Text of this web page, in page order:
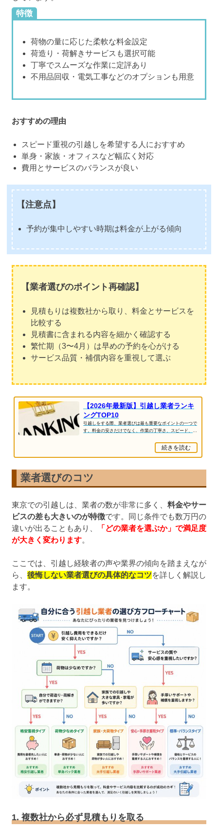
特徴
荷物の量に応じた柔軟な料金設定
荷造り・荷解きサービスも選択可能
丁寧でスムーズな作業に定評あり
不用品回収・電気工事などのオプションも用意
おすすめの理由
スピード重視の引越しを希望する人におすすめ
単身・家族・オフィスなど幅広く対応
費用とサービスのバランスが良い
【注意点】
予約が集中しやすい時期は料金が上がる傾向
【業者選びのポイント再確認】
見積もりは複数社から取り、料金とサービスを
比較する
見積書に含まれる内容を細かく確認する
繁忙期（3〜4月）は早めの予約を心がける
サービス品質・補償内容を重視して選ぶ
【2026年最新版】引越し業者ランキ
ングTOP10
引越しをする際、業者選びは最も重要なポイントの一つで
す。料金の安さだけでなく、作業の丁寧さ、スピード、ス
続きを読む
業者選びのコツ
東京での引越しは、業者の数が非常に多く、 料金やサー
ビスの差も大きいのが特徴です。同じ条件でも数万円の
違いが出ることもあり、
「どの業者を選ぶか」で満足度
が大きく変わります。
ここでは、引越し経験者の声や業界の傾向を踏まえなが
ら、 後悔しない業者選びの具体的なコツを詳しく解説し
ます。
1. 複数社から必ず見積もりを取る